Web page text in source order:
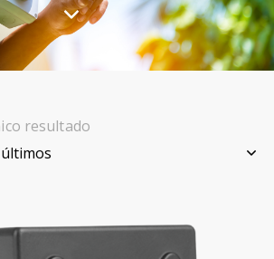
resultado